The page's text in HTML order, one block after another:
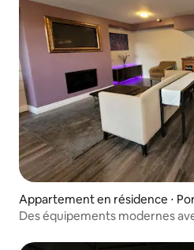
Appartement en résidence ⋅
Des équipements modernes